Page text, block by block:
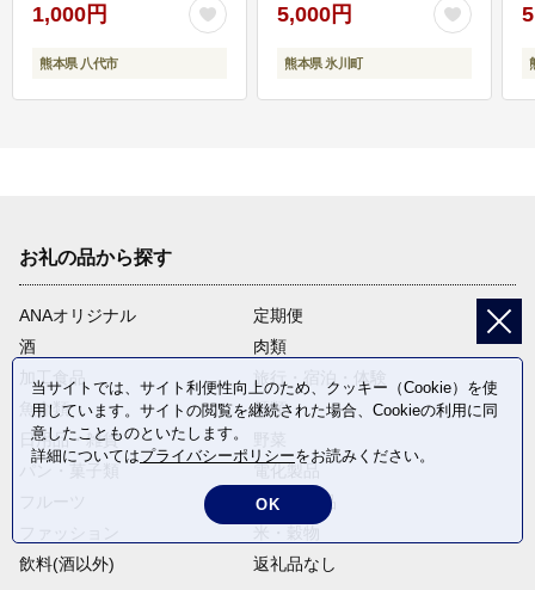
1,000円
熊本県 八代市
5,000円
熊本県 氷川町
お礼の品から探す
ANAオリジナル
定期便
酒
肉類
加工食品
旅行・宿泊・体験
魚介類
麺類
日用品・雑貨
卵・乳製品
飲料(酒以外)
返礼品なし
当サイトでは、サイト利便性向上のため、クッキー（Cookie）を使
用しています。サイトの閲覧を継続された場合、Cookieの利用に同
意したことものといたします。
詳細についてはプライバシーポリシーをお読みください。
OK